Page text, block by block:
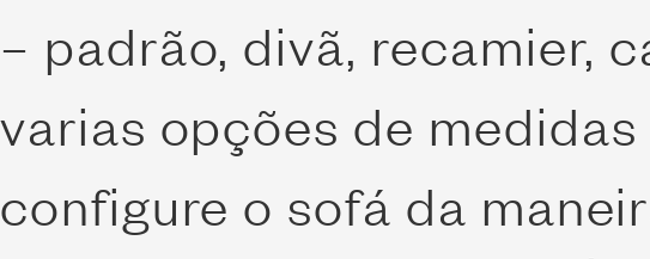
– padrão, divã, recamier,
varias opções de
configure o sofá da